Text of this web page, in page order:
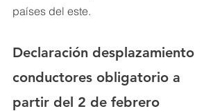
países del este.
Declaración desplazamiento
conductores obligatorio a
partir del 2 de febrero